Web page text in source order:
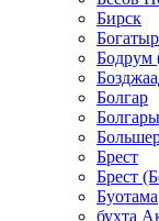
Бирск
Бодрум
Болгар
Болгары
Брест
Брест
Буотама
бухта